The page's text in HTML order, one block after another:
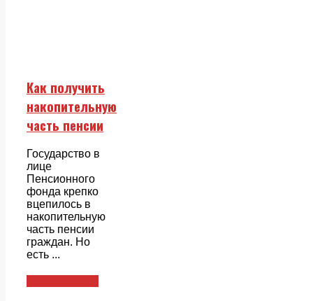
Как получить
накопительную
часть пенсии
Государство в
лице
Пенсионного
фонда крепко
вцепилось в
накопительную
часть пенсии
граждан. Но
есть ...